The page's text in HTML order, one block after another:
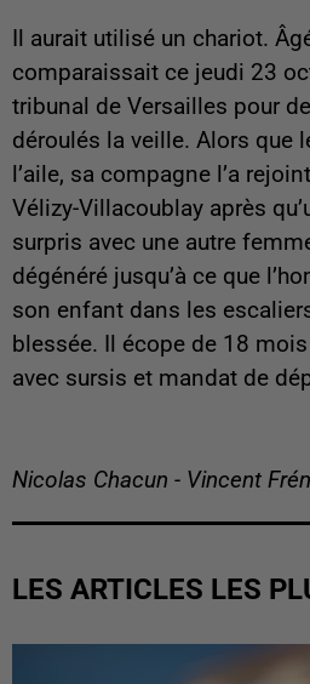
Il aurait utilisé un chariot.
comparaissait ce jeudi 23
tribunal de Versailles pour
déroulés la veille. Alors que
l’aile, sa compagne l’a
Vélizy-Villacoublay après
surpris avec une autre
dégénéré jusqu’à ce que
son enfant dans les
blessée. Il écope de 18
avec sursis et mandat de
Nicolas Chacun - Vincent
LES ARTICLES LES